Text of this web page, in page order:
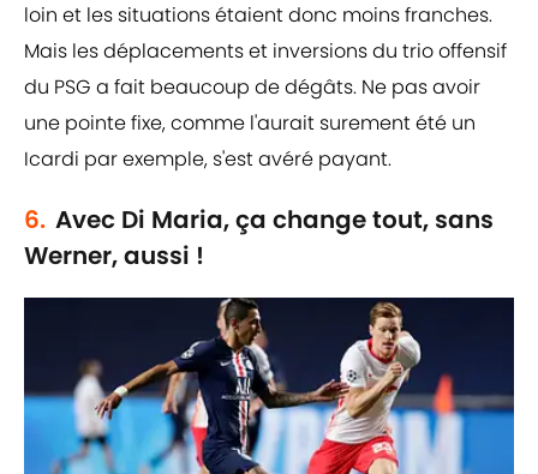
loin et les situations étaient donc moins franches.
Mais les déplacements et inversions du trio offensif
du PSG a fait beaucoup de dégâts. Ne pas avoir
une pointe fixe, comme l'aurait surement été un
Icardi par exemple, s'est avéré payant.
6. Avec Di Maria, ça change tout, sans
Werner, aussi !